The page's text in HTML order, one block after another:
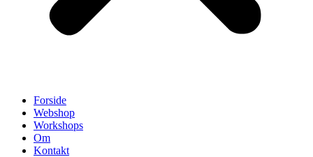
Forside
Webshop
Workshops
Om
Kontakt